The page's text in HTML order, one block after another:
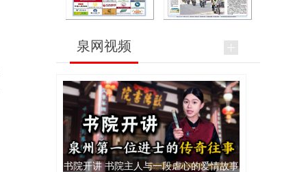
泉网视频
泉州肉粽亮相央视《新闻联播》